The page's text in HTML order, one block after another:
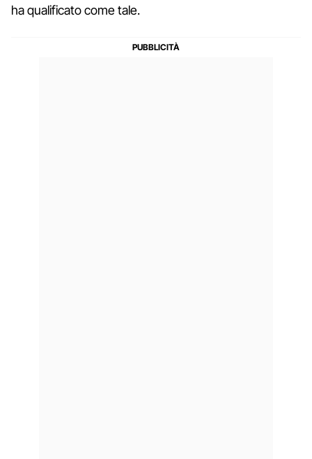
ha qualificato come tale.